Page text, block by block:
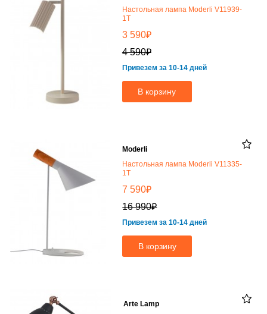
Настольная лампа Moderli V11939-
1T
3 590₽
4 590₽
Привезем за 10-14 дней
В корзину
Moderli
Настольная лампа Moderli V11335-
1T
7 590₽
16 990₽
Привезем за 10-14 дней
В корзину
Arte Lamp